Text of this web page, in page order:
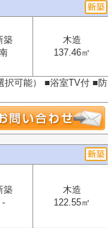
築
木造
137.46㎡
択可能） ■浴室TV付 ■防
築
-
木造
122.55㎡